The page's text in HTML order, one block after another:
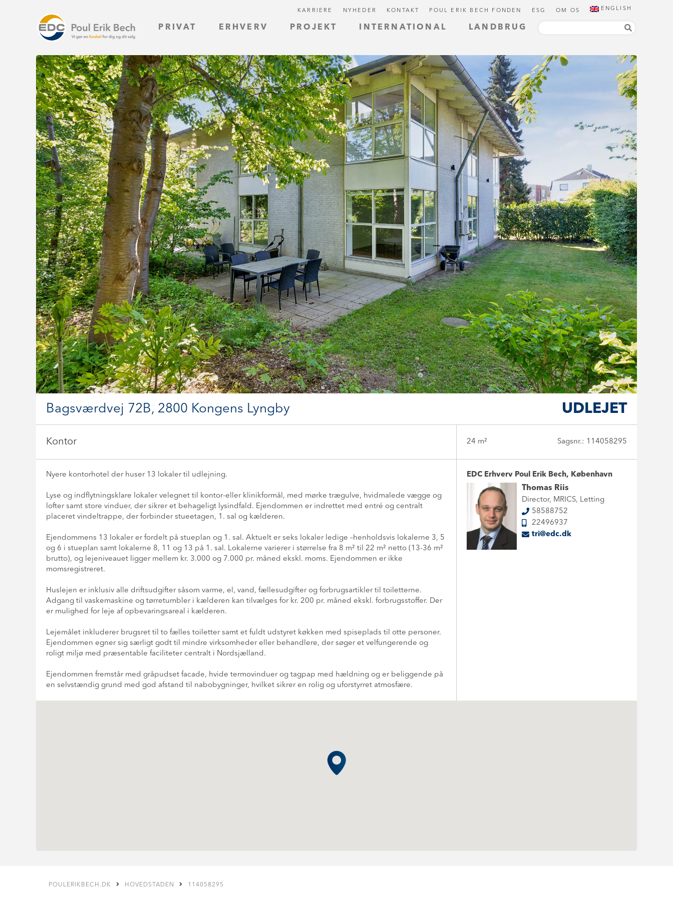
PRIVAT ERHVERV PROJEKT INTERNATIONAL LANDBRUG
KARRIERE NYHEDER KONTAKT POUL ERIK BECH FONDEN ESG OM OS ENGLISH
UDLEJET
Bagsværdvej 72B, 2800 Kongens Lyngby
Kontor 24 m² Sagsnr.: 114058295
Nyere kontorhotel der huser 13 lokaler til udlejning.
Lyse og indflytningsklare lokaler velegnet til kontor-eller klinikformål, med mørke trægulve, hvidmalede vægge og
lofter samt store vinduer, der sikrer et behageligt lysindfald. Ejendommen er indrettet med entré og centralt
placeret vindeltrappe, der forbinder stueetagen, 1. sal og kælderen.
Ejendommens 13 lokaler er fordelt på stueplan og 1. sal. Aktuelt er seks lokaler ledige –henholdsvis lokalerne 3, 5
og 6 i stueplan samt lokalerne 8, 11 og 13 på 1. sal. Lokalerne varierer i størrelse fra 8 m² til 22 m² netto (13-36 m²
brutto), og lejeniveauet ligger mellem kr. 3.000 og 7.000 pr. måned ekskl. moms. Ejendommen er ikke
momsregistreret.
Huslejen er inklusiv alle driftsudgifter såsom varme, el, vand, fællesudgifter og forbrugsartikler til toiletterne.
Adgang til vaskemaskine og tørretumbler i kælderen kan tilvælges for kr. 200 pr. måned ekskl. forbrugsstoffer. Der
er mulighed for leje af opbevaringsareal i kælderen.
Lejemålet inkluderer brugsret til to fælles toiletter samt et fuldt udstyret køkken med spiseplads til otte personer.
Ejendommen egner sig særligt godt til mindre virksomheder eller behandlere, der søger et velfungerende og
roligt miljø med præsentable faciliteter centralt i Nordsjælland.
Ejendommen fremstår med gråpudset facade, hvide termovinduer og tagpap med hældning og er beliggende på
en selvstændig grund med god afstand til nabobygninger, hvilket sikrer en rolig og uforstyrret atmosfære.
EDC Erhverv Poul Erik Bech, København
Thomas Riis
Director, MRICS, Letting
58588752
22496937
tri@edc.dk
POULERIKBECH.DK HOVEDSTADEN 114058295